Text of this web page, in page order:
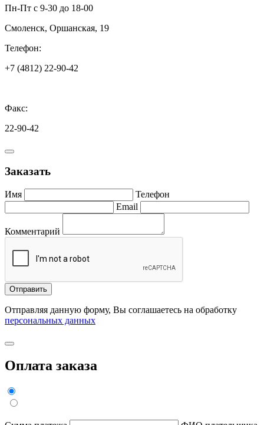
Пн-Пт с 9-30 до 18-00
Смоленск, Оршанская, 19
Телефон:
+7 (4812) 22-90-42
Факс:
22-90-42
Заказать
Имя
Телефон
Email
Комментарий
Отправить
Отправляя данную форму, Вы соглашаетесь на обработку
персональных данных
Оплата заказа